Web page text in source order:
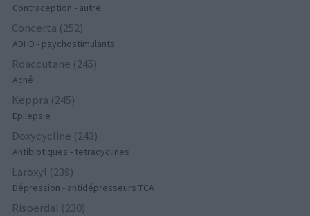
Contraception - autre
Concerta (252)
ADHD - psychostimulants
Roaccutane (245)
Acné
Keppra (245)
Epilepsie
Doxycycline (243)
Antibiotiques - tetracyclines
Laroxyl (239)
Dépression - antidépresseurs TCA
Risperdal (230)